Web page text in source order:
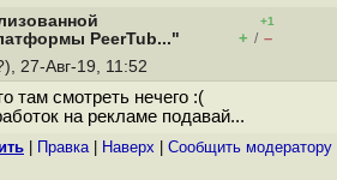
PeerTub..."
+1
+ / –
27-Авг-19, 11:52
там смотреть нечего :(
на рекламе подавай...
Правка| Наверх Cообщить модератору